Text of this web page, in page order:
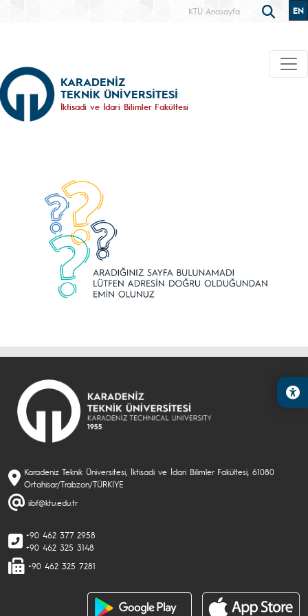
KTÜ Anasayfa EN
KARADENİZ
TEKNİK ÜNİVERSİTESİ
İktisadi ve İdari Bilimler Fakültesi
Karadeniz Teknik Üniversitesi, İktisadi ve İdari Bilimler Fakültesi, 61080
Ortahisar/Trabzon/TÜRKİYE
iibf@ktu.edu.tr
+90 462 377 2958
+90 462 325 3148
+90 462 325 7281